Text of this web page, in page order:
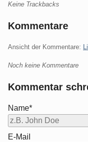
Keine Trackbacks
Kommentare
Ansicht der Kommentare:
Noch keine Kommentare
Kommentar
Name*
E-Mail